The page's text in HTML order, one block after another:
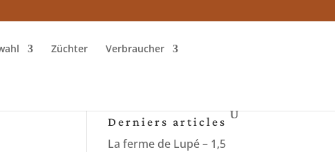
Züchter Verbraucher
Derniers articles
La ferme de Lupé – 1,5